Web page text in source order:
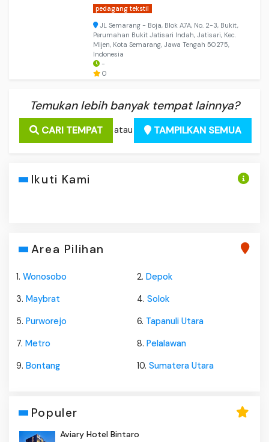
pedagang tekstil
JL Semarang - Boja, Blok A7A, No. 2-3, Bukit,
Perumahan Bukit Jatisari Indah, Jatisari, Kec.
Mijen, Kota Semarang, Jawa Tengah 50275,
Indonesia
-
0
Temukan lebih banyak tempat lainnya?
CARI TEMPAT atau TAMPILKAN SEMUA
Ikuti Kami
Area Pilihan
1. Wonosobo 2. Depok
3. Maybrat 4. Solok
5. Purworejo 6. Tapanuli Utara
7. Metro 8. Pelalawan
9. Bontang 10. Sumatera Utara
Populer
Aviary Hotel Bintaro